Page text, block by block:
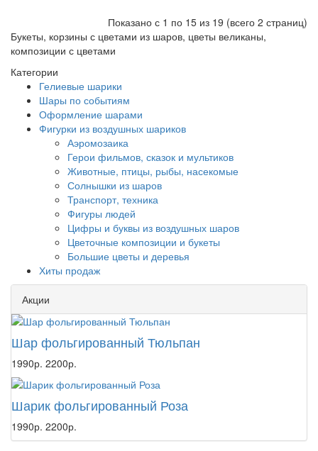
Показано с 1 по 15 из 19 (всего 2 страниц)
Букеты, корзины с цветами из шаров, цветы великаны,
композиции с цветами
Категории
Гелиевые шарики
Шары по событиям
Оформление шарами
Фигурки из воздушных шариков
Аэромозаика
Герои фильмов, сказок и мультиков
Животные, птицы, рыбы, насекомые
Солнышки из шаров
Транспорт, техника
Фигуры людей
Цифры и буквы из воздушных шаров
Цветочные композиции и букеты
Большие цветы и деревья
Хиты продаж
Акции
Шар фольгированный Тюльпан
1990р. 2200р.
Шарик фольгированный Роза
1990р. 2200р.